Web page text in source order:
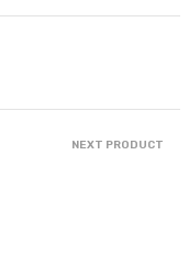
NEXT PRODUCT